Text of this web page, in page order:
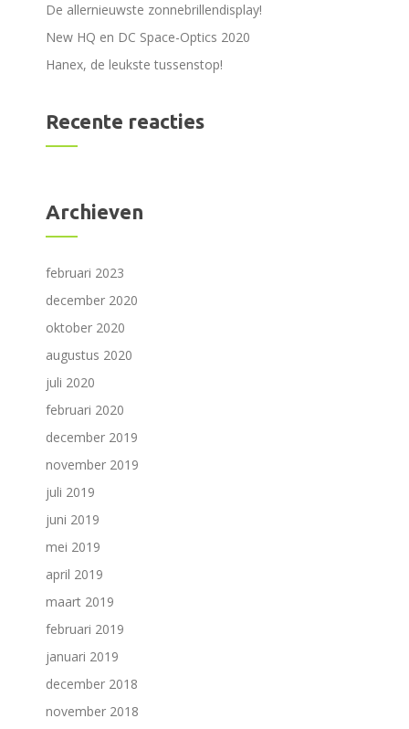
De allernieuwste zonnebrillendisplay!
New HQ en DC Space-Optics 2020
Hanex, de leukste tussenstop!
Recente reacties
Archieven
februari 2023
december 2020
oktober 2020
augustus 2020
juli 2020
februari 2020
december 2019
november 2019
juli 2019
juni 2019
mei 2019
april 2019
maart 2019
februari 2019
januari 2019
december 2018
november 2018